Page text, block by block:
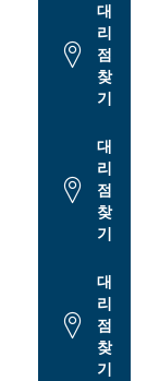
대
리
점
찾
기
대
리
점
찾
기
대
리
점
찾
기